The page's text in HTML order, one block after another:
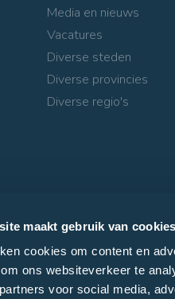
maakt gebruik van cookies
cookies om content en
ons websiteverkeer te
voor social media,
Media en nieuws
Vacatures
Diverse steden
Diverse provincies
Diverse regio's